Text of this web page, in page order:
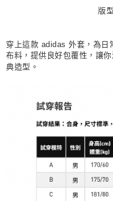
版
穿上這款 adidas 外套，為日
布料，提供良好包覆性，讓
典造型。